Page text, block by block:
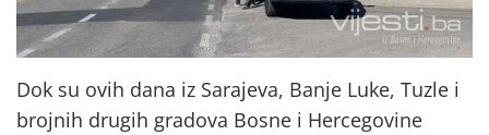
Dok su ovih dana iz Sarajeva, Banje Luke, Tuzle i
brojnih drugih gradova Bosne i Hercegovine